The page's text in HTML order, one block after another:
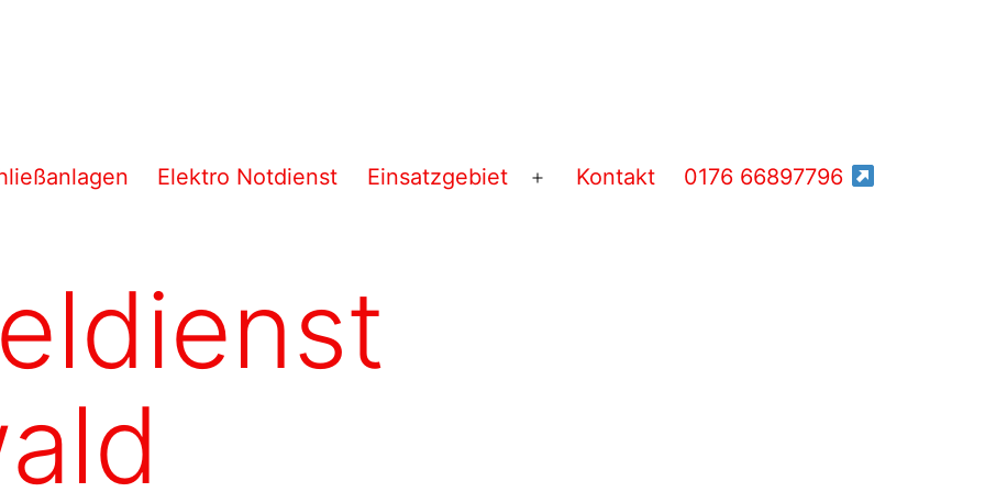
Elektro Notdienst Einsatzgebiet
Menü
Kontakt 0176 66897796